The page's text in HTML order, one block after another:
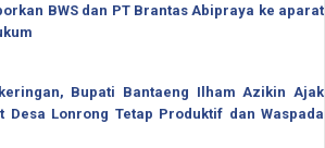
BWS dan PT Brantas Abipraya ke aparat
Bupati Bantaeng Ilham Azikin Ajak
Desa Lonrong Tetap Produktif dan Waspada